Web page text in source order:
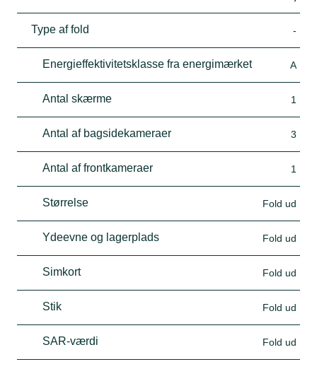
Type af fold -
Energieffektivitetsklasse fra energimærket A
Antal skærme 1
Antal af bagsidekameraer 3
Antal af frontkameraer 1
Størrelse Fold ud
Ydeevne og lagerplads Fold ud
Simkort Fold ud
Stik Fold ud
SAR-værdi Fold ud